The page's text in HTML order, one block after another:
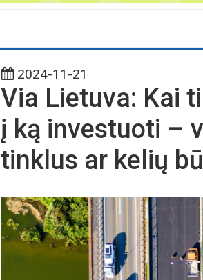
2024-11-21
Via Lietuva: Kai
į ką investuoti –
tinklus ar kelių